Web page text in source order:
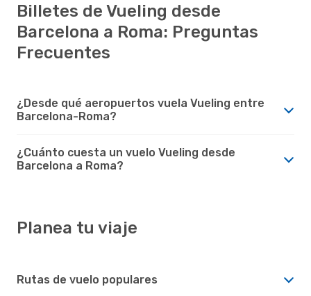
Billetes de Vueling desde
Barcelona a Roma: Preguntas
Frecuentes
¿Desde qué aeropuertos vuela Vueling entre
Barcelona-Roma?
¿Cuánto cuesta un vuelo Vueling desde
Barcelona a Roma?
Planea tu viaje
Rutas de vuelo populares